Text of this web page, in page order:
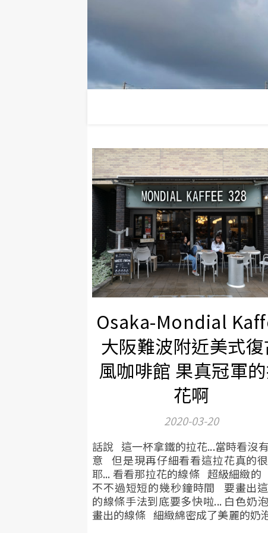
Osaka-Mondial
大阪難波附近美式
風咖啡館 果真冠軍
花啊
2020-03-20
話說 這一杯拿鐵的拉花...當時看沒
意 但是現再仔細看看這拉花真的
耶... 看看那拉花的線條 超級細緻的
不不過短短的幾秒鐘時間 要畫出
的線條手法到底要多快啦... 白色奶
畫出的線條 細緻綿密成了美麗的奶